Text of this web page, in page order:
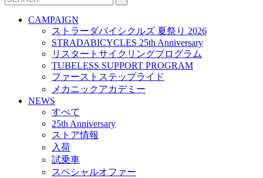
CAMPAIGN
ストラーダバイシクルズ 夏祭り 2026
STRADABICYCLES 25th Anniversary
リスタートサイクリングプログラム
TUBELESS SUPPORT PROGRAM
ファーストステップライド
メカニックアカデミー
NEWS
すべて
25th Anniversary
ストア情報
入荷
試乗車
スペシャルオファー